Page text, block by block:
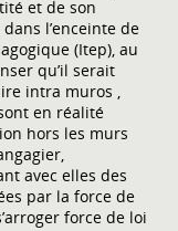
et de son
l’enceinte de
(Itep), au
qu’il serait
intra muros ,
en réalité
hors les murs
avec elles des
par la force de
force de loi